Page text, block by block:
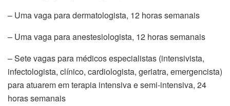
– Uma vaga para dermatologista, 12 horas semanais
– Uma vaga para anestesiologista, 12 horas semanais
– Sete vagas para médicos especialistas (intensivista,
infectologista, clínico, cardiologista, geriatra, emergencista)
para atuarem em terapia intensiva e semi-intensiva, 24
horas semanais